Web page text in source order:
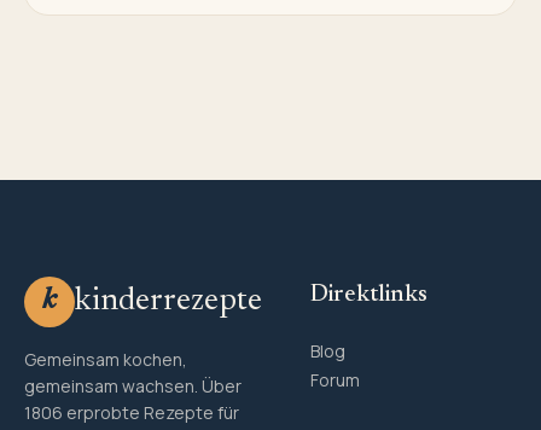
k kinderrezepte
Gemeinsam kochen,
gemeinsam wachsen. Über
1806 erprobte Rezepte für
Direktlinks
Blog
Forum